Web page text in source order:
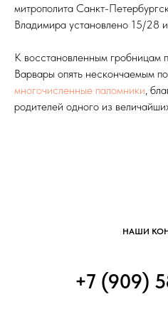
митрополита Санкт-
Владимира установлено 15/28
К восстановленным гробницам
Варвары опять нескончаемым
многочисленные паломники,
родителей одного из
НАШИ
+7 (909)